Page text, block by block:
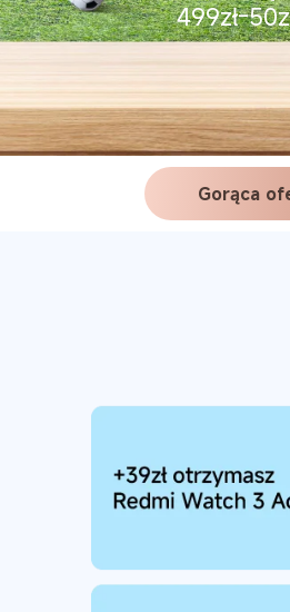
499zł-
Gorąca